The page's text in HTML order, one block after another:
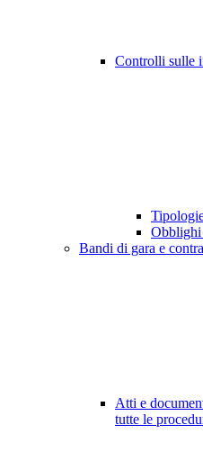
Controlli sulle
Obblighi
Bandi di gara e
Atti e
tutte le